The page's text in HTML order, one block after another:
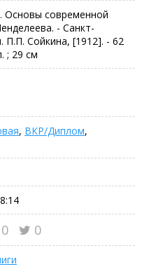
Основы современной
- Санкт-
П.П. Сойкина, [1912]. - 62
; 29 см
, ВКР/Диплом,
0 0